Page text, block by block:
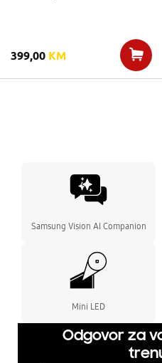
399,00 KM
Samsung Vision AI Companion
Mini LED
Odgovor za